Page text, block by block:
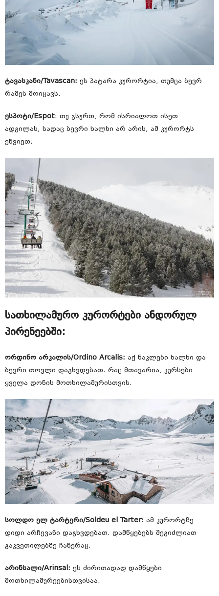
ტავასკანი/Tavascan: ეს პატარა კურორტია, თუმცა ბევრ
რამეს მოიცავს.
ესპოტი/Espot: თუ გსურთ, რომ ისრიალოთ ისეთ
ადგილას, სადაც ბევრი ხალხი არ არის, ამ კურორტს
ეწვიეთ.
სათხილამურო კურორტები ანდორულ
პირენეებში:
ორდინო არკალის/Ordino Arcalis: აქ ნაკლები ხალხი და
ბევრი თოვლი დაგხვდებათ. რაც მთავარია, კურსები
ყველა დონის მოთხილამურისთვის.
სოლდო ელ ტარტერი/Soldeu el Tarter: ამ კურორტზე
დიდი არჩევანი დაგხვდებათ. დამწყებებს შეგიძლიათ
გაკვეთილებზე ჩაწერაც.
არინსალი/Arinsal: ეს ძირითადად დამწყები
მოთხილამურეებისთვისაა.